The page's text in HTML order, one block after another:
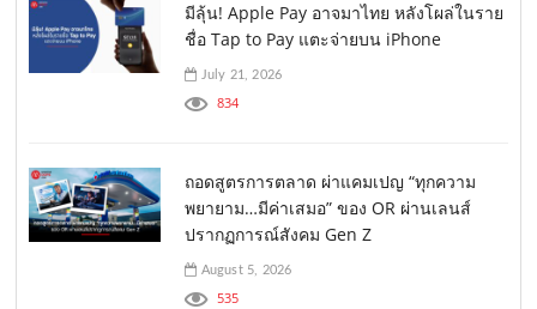
มีลุ้น! Apple Pay อาจมาไทย หลังโผล่ในราย
ชื่อ Tap to Pay แตะจ่ายบน iPhone
July 21, 2026
834
ถอดสูตรการตลาด ผ่าแคมเปญ “ทุกความ
พยายาม…มีค่าเสมอ” ของ OR ผ่านเลนส์
ปรากฏการณ์สังคม Gen Z
August 5, 2026
535